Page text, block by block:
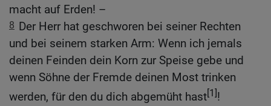
macht auf Erden! –
8 Der Herr hat geschworen bei seiner Rechten
und bei seinem starken Arm: Wenn ich jemals
deinen Feinden dein Korn zur Speise gebe und
wenn Söhne der Fremde deinen Most trinken
werden, für den du dich abgemüht hast[1]!